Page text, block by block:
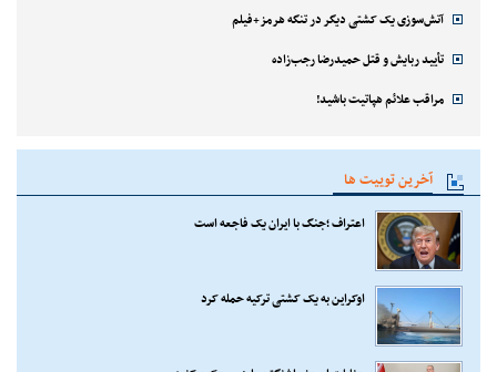
آتش‌سوزی یک کشتی دیگر در تنگه هرمز+فیلم
تأیید ربایش و قتل حمیدرضا رجب‌زاده
مراقب علائم هپاتیت باشید!
آخرین توییت ها
اعتراف ؛جنگ با ایران یک فاجعه است
اوکراین به یک کشتی ترکیه حمله کرد